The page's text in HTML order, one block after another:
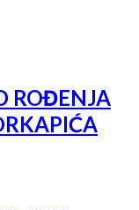
ROĐENJA